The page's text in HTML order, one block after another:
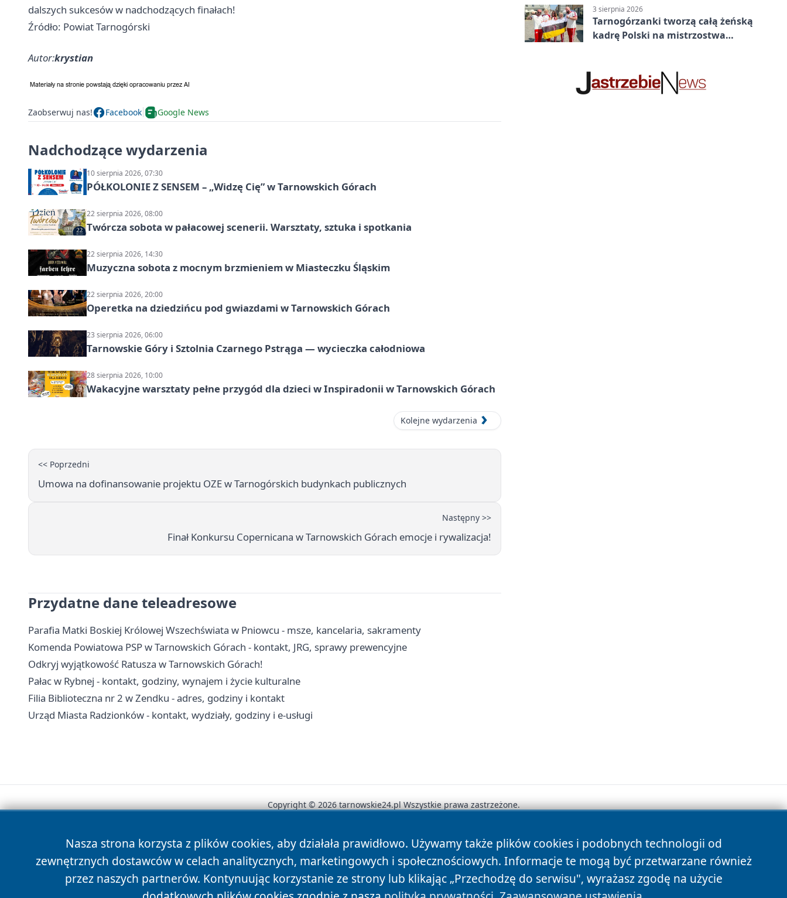
dalszych sukcesów w nadchodzących finałach!
Źródło: Powiat Tarnogórski
Autor:krystian
Zaobserwuj nas! Facebook Google News
Nadchodzące wydarzenia
10 sierpnia 2026, 07:30
PÓŁKOLONIE Z SENSEM – „Widzę Cię” w Tarnowskich Górach
22 sierpnia 2026, 08:00
Twórcza sobota w pałacowej scenerii. Warsztaty, sztuka i spotkania
22 sierpnia 2026, 14:30
Muzyczna sobota z mocnym brzmieniem w Miasteczku Śląskim
22 sierpnia 2026, 20:00
Operetka na dziedzińcu pod gwiazdami w Tarnowskich Górach
23 sierpnia 2026, 06:00
Tarnowskie Góry i Sztolnia Czarnego Pstrąga — wycieczka całodniowa
28 sierpnia 2026, 10:00
Wakacyjne warsztaty pełne przygód dla dzieci w Inspiradonii w Tarnowskich Górach
Kolejne wydarzenia
<< Poprzedni
Umowa na dofinansowanie projektu OZE w Tarnogórskich budynkach publicznych
Następny >>
Finał Konkursu Copernicana w Tarnowskich Górach emocje i rywalizacja!
Przydatne dane teleadresowe
Parafia Matki Boskiej Królowej Wszechświata w Pniowcu - msze, kancelaria, sakramenty
Komenda Powiatowa PSP w Tarnowskich Górach - kontakt, JRG, sprawy prewencyjne
Odkryj wyjątkowość Ratusza w Tarnowskich Górach!
Pałac w Rybnej - kontakt, godziny, wynajem i życie kulturalne
Filia Biblioteczna nr 2 w Zendku - adres, godziny i kontakt
Urząd Miasta Radzionków - kontakt, wydziały, godziny i e-usługi
3 sierpnia 2026
Tarnogórzanki tworzą całą żeńską
kadrę Polski na mistrzostwa
Nasza strona korzysta z plików cookies, aby działała prawidłowo. Używamy także plików cookies i podobnych technologii od
zewnętrznych dostawców w celach analitycznych, marketingowych i społecznościowych. Informacje te mogą być przetwarzane również
przez naszych partnerów. Kontynuując korzystanie ze strony lub klikając „Przechodzę do serwisu", wyrażasz zgodę na użycie
Copyright © 2026 tarnowskie24.pl Wszystkie prawa zastrzeżone.
News Autorzy Polityka Prywatności Polityka Cookies